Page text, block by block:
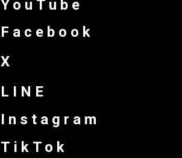
YouTube
Facebook
X
LINE
Instagram
TikTok